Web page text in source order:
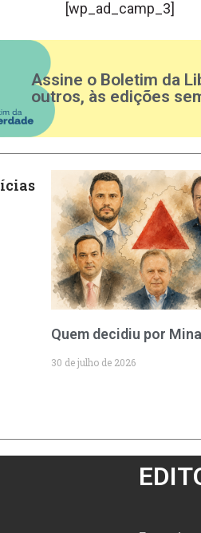
[wp_ad_camp_3]
Assine o Boletim da
outros, às edições
Quem decidiu por
30 de julho de 2026